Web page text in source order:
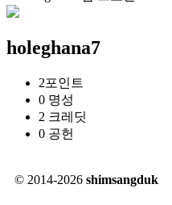
holeghana7
2포인트
0 명성
2 크레딧
0 공헌
© 2014-2026 shimsangduk